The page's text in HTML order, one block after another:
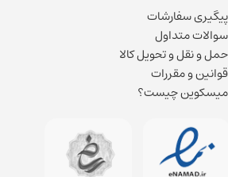
پیگیری سفارشات
سوالات متداول
حمل و نقل و تحویل کالا
قوانین و مقررات
میسکوین چیست؟